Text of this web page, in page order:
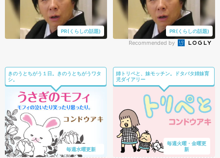
PR(くらしの話題) PR(くらしの話題)
Recommended by
きのうとちがう１日。きのうとちがうワタ
シ。
毎週水曜更新
姉トリペと、妹モッチン。ドタバタ姉妹育
児ダイアリー
毎週火曜・金曜更
新